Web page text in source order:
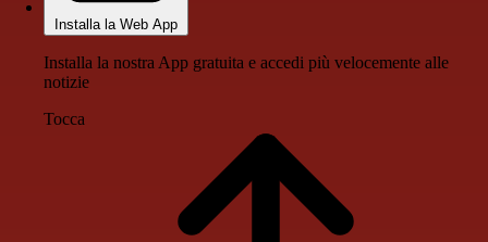
Installa la Web App
Installa la nostra App gratuita e accedi più velocemente alle
notizie
Tocca